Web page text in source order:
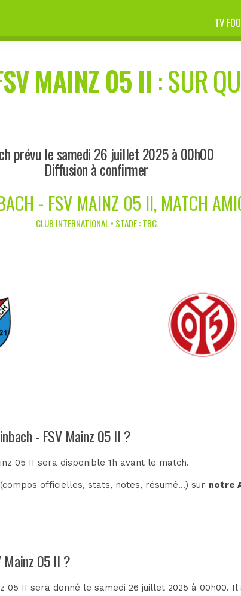
TV
MAINZ 05 II : SUR
prévu le samedi 26 juillet 2025 à 00h00
Diffusion à confirmer
- FSV MAINZ 05 II, MATCH
CLUB INTERNATIONAL • STADE : TBC
- FSV Mainz 05 II ?
05 II sera disponible 1h avant le match.
officielles, stats, notes, résumé...) sur notre
Mainz 05 II ?
05 II sera donné le samedi 26 juillet 2025 à 00h00.